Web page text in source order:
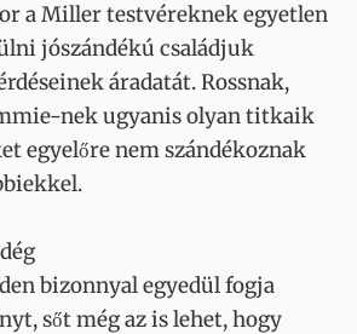
a Miller testvéreknek egyetlen
jószándékú családjuk
áradatát. Rossnak,
nek ugyanis olyan titkaik
egyelőre nem szándékoznak
bizonnyal egyedül fogja
sőt még az is lehet, hogy